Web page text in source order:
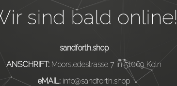
sind bald online!
sandforth.shop
ANSCHRIFT: Moorsledestrasse 7 in 51069 Köln
eMAIL: info@sandforth.shop